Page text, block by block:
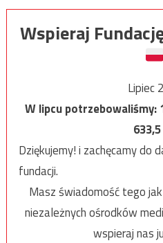
Wspieraj
Lipiec
W lipcu potrzebowaliśmy:
633,5
Dziękujemy! i zachęcamy do
fundacji.
Masz świadomość tego
niezależnych ośrodków
wspieraj nas